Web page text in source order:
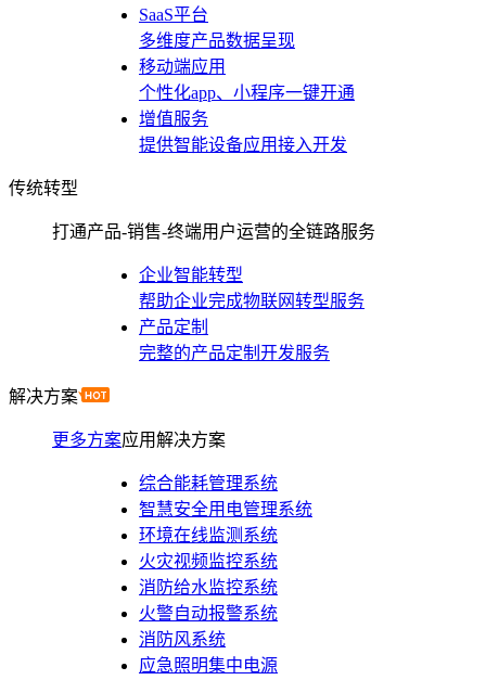
SaaS平台
多维度产品数据呈现
移动端应用
个性化app、小程序一键开通
增值服务
提供智能设备应用接入开发
传统转型
打通产品-销售-终端用户运营的全链路服务
企业智能转型
帮助企业完成物联网转型服务
产品定制
完整的产品定制开发服务
解决方案
更多方案应用解决方案
综合能耗管理系统
智慧安全用电管理系统
环境在线监测系统
火灾视频监控系统
消防给水监控系统
火警自动报警系统
消防风系统
应急照明集中电源